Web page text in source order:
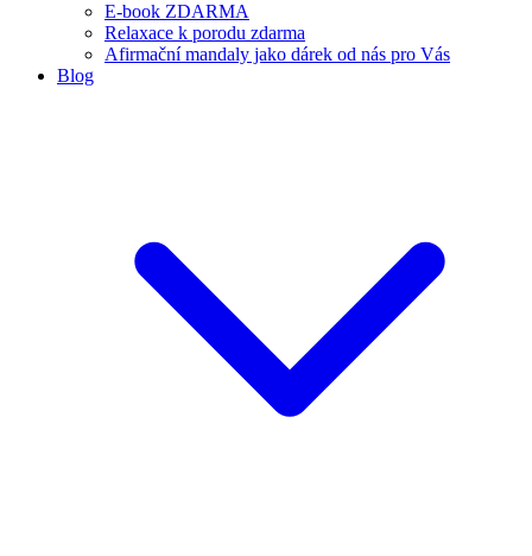
E-book ZDARMA
Relaxace k porodu zdarma
Afirmační mandaly jako dárek od nás pro Vás
Blog